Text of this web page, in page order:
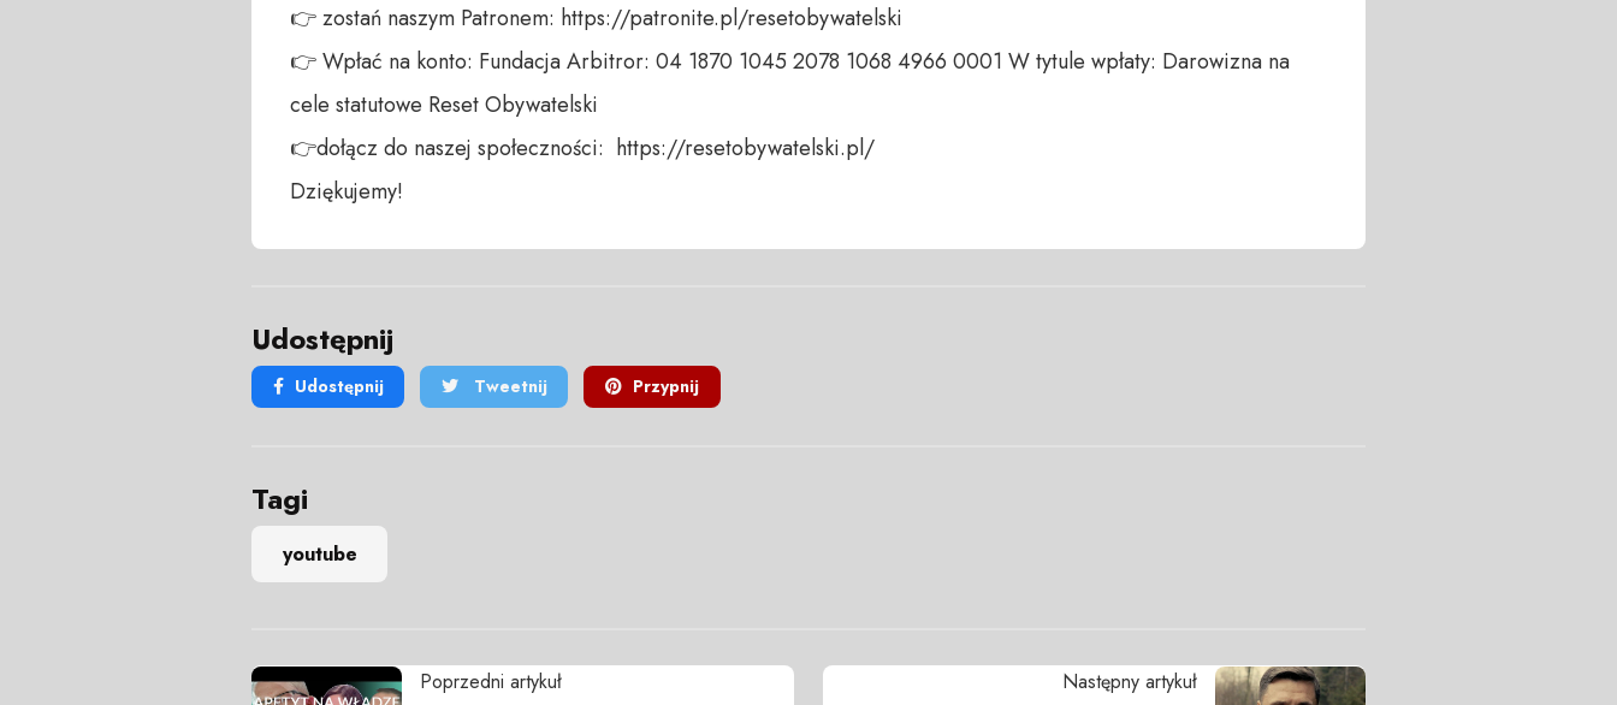
👉 zostań naszym Patronem: https://patronite.pl/resetobywatelski
👉 Wpłać na konto: Fundacja Arbitror: 04 1870 1045 2078 1068 4966 0001 W tytule wpłaty: Darowizna na
cele statutowe Reset Obywatelski
👉dołącz do naszej społeczności:  https://resetobywatelski.pl/
Dziękujemy!
Udostępnij
Udostępnij Tweetnij Przypnij
Tagi
youtube
Poprzedni artykuł
Następny artykuł